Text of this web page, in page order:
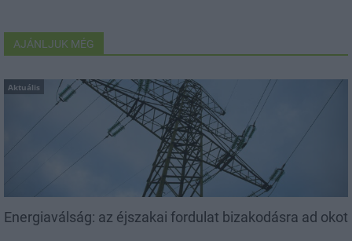
AJÁNLJUK MÉG
Aktuális
Energiaválság: az éjszakai fordulat bizakodásra ad okot